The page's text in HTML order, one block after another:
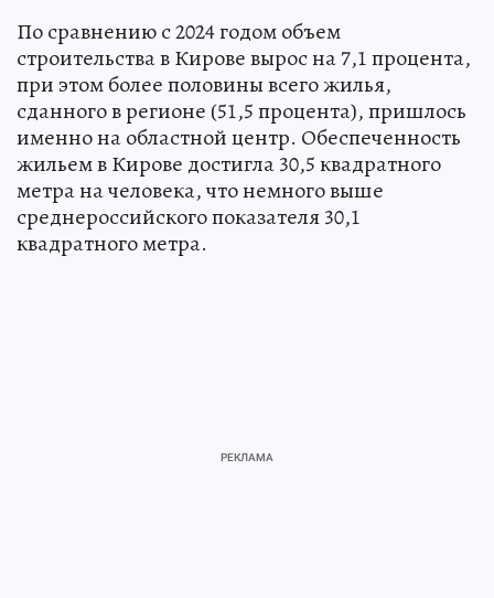
По сравнению с 2024 годом объем
строительства в Кирове вырос на 7,1 процента,
при этом более половины всего жилья,
сданного в регионе (51,5 процента), пришлось
именно на областной центр. Обеспеченность
жильем в Кирове достигла 30,5 квадратного
метра на человека, что немного выше
среднероссийского показателя 30,1
квадратного метра.